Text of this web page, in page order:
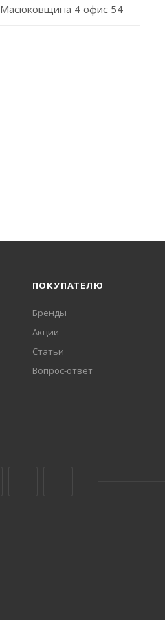
Масюковщина 4 офис 54
ПОКУПАТЕЛЮ
Бренды
Акции
Статьи
Вопрос-ответ